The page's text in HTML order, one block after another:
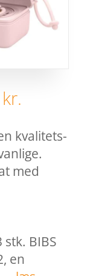
kr.
pris
er:
kvalitets-
med
BIBS
en